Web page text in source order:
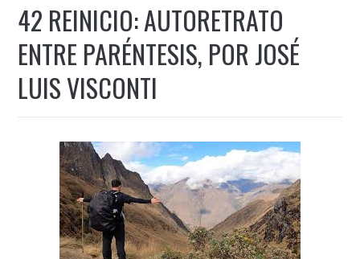
42 REINICIO: AUTORETRATO
ENTRE PARÉNTESIS, POR JOSÉ
LUIS VISCONTI